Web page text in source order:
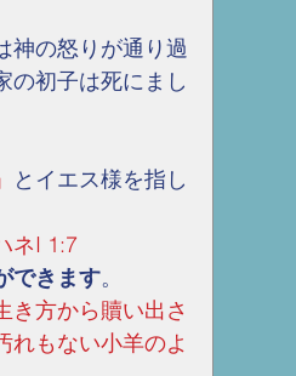
神の怒りが通り過
の初子は死にまし
とイエス様を指し
ネI 1:7
できます。
き方から贖い出さ
れもない小羊のよ